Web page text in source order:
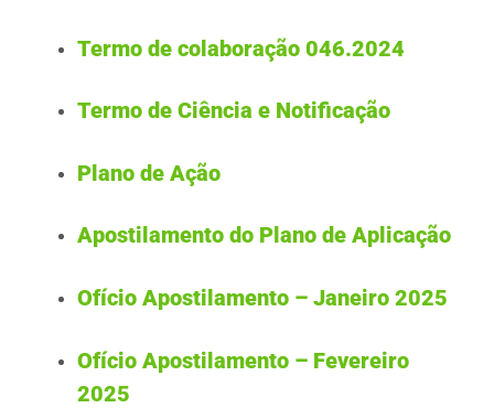
Regimentos
ODS
Termo de colaboração 046.2024
Termo de Ciência e Notificação
Plano de Ação
Apostilamento do Plano de Aplicação
Ofício Apostilamento – Janeiro 2025
Ofício Apostilamento – Fevereiro
2025